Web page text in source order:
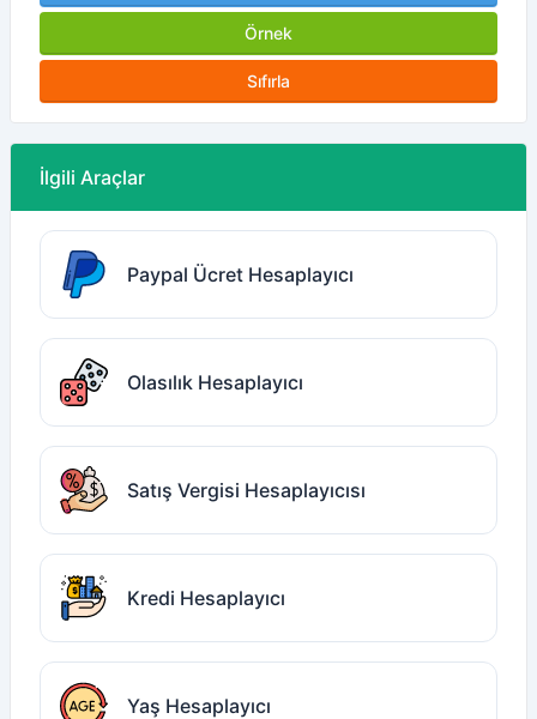
Örnek
Sıfırla
İlgili Araçlar
Paypal Ücret Hesaplayıcı
Olasılık Hesaplayıcı
Satış Vergisi Hesaplayıcısı
Kredi Hesaplayıcı
Yaş Hesaplayıcı